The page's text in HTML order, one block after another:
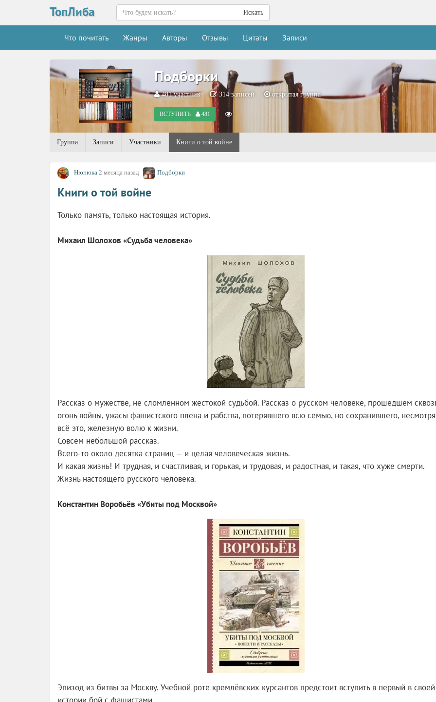
ТопЛиба Искать
Что почитать Жанры Авторы Отзывы Цитаты Записи
Подборки
481участник 314записей открытаягруппа
ВСТУПИТЬ 481
Группа Записи Участники Книги о той войне
Нюнюка 2 месяца назад Подборки
Книги о той войне
Только память, только настоящая история.
Михаил Шолохов «Судьба человека»
Рассказ о мужестве, не сломленном жестокой судьбой. Рассказ о русском человеке, прошедшем
огонь войны, ужасы фашистского плена и рабства, потерявшего всю семью, но сохранившего,
всё это, железную волю к жизни.
Совсем небольшой рассказ.
Всего-то около десятка страниц — и целая человеческая жизнь.
И какая жизнь! И трудная, и счастливая, и горькая, и трудовая, и радостная, и такая, что хуже смерти.
Жизнь настоящего русского человека.
Константин Воробьёв «Убиты под Москвой»
Эпизод из битвы за Москву. Учебной роте кремлёвских курсантов предстоит вступить в первый в своей